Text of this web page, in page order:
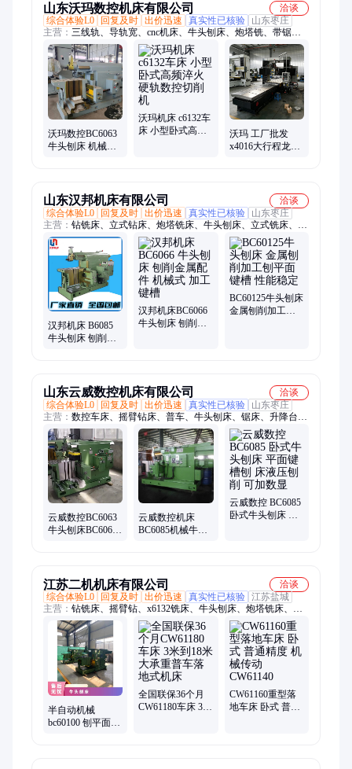
山东沃玛数控机床有限公司
洽谈
综合体验L0
回复及时 出价迅速 真实性已核验
山东枣庄
主营： 三线轨、导轨宽、cnc机床、牛头刨床、炮塔铣、带锯
床、中心cnc、中心带、双立柱、硬轨cnc、c61406150、五轴
cnc、钻铣镗、cnc数控、滚柱线、四爪卡、钻攻机、铣床带、车
床cnc、c6136x750、850光机、摇臂钻、工中心、立式cnc、带锯
条、炮塔头
沃玛数控BC6063
牛头刨床 机械刨
沃玛机床 c6132车
床 小型卧式高频
沃玛 工厂批发
x4016大行程龙门
山东汉邦机床有限公司
洽谈
综合体验L0
回复及时 出价迅速 真实性已核验
山东枣庄
主营： 钻铣床、立式钻床、炮塔铣床、牛头刨床、立式铣床、数
控车床、摇臂钻床、卧式车床、普通车床、卧式铣床、金属带锯
床、升降台铣床
汉邦机床 B6085
牛头刨床 刨削力
汉邦机床BC6066
牛头刨床 刨削金
BC60125牛头刨床
金属刨削加工刨
山东云威数控机床有限公司
洽谈
综合体验L0
回复及时 出价迅速 真实性已核验
山东枣庄
主营： 数控车床、摇臂钻床、普车、牛头刨床、锯床、升降台铣
床、立式铣床、钻铣床、数控铣床、加工中心、磨床、数控立
车、龙门铣、龙门加工中心
云威数控BC6063
牛头刨床BC6066
云威数控机床
BC6085机械牛头
云威数控 BC6085
卧式牛头刨床 平
江苏二机机床有限公司
洽谈
综合体验L0
回复及时 出价迅速 真实性已核验 江苏盐城
主营： 钻铣床、摇臂钻、x6132铣床、牛头刨床、炮塔铣床、数
控铣床、数控车床、数控机床、普通车床、台式钻床、升降台铣
半自动机械
bc60100 刨平面键
全国联保36个月
CW61180车床 3米
CW61160重型落
地车床 卧式 普通